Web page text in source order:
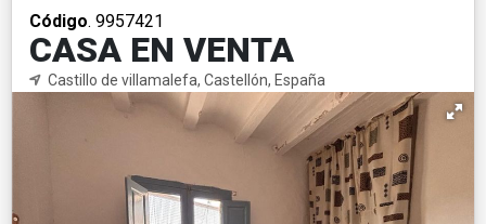
Código. 9957421
CASA EN VENTA
Castillo de villamalefa, Castellón, España